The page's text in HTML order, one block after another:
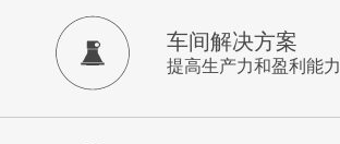
邮件 车间解决方案
提高生产力和盈利能力